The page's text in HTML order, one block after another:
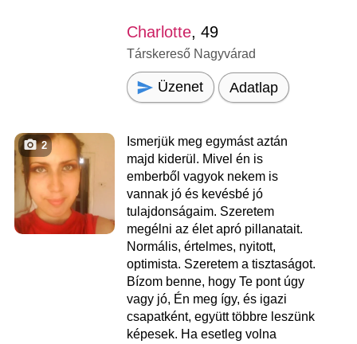
Charlotte, 49
Társkereső Nagyvárad
Üzenet Adatlap
2
Ismerjük meg egymást aztán
majd kiderül. Mivel én is
emberből vagyok nekem is
vannak jó és kevésbé jó
tulajdonságaim. Szeretem
megélni az élet apró pillanatait.
Normális, értelmes, nyitott,
optimista. Szeretem a tisztaságot.
Bízom benne, hogy Te pont úgy
vagy jó, Én meg így, és igazi
csapatként, együtt többre leszünk
képesek. Ha esetleg volna